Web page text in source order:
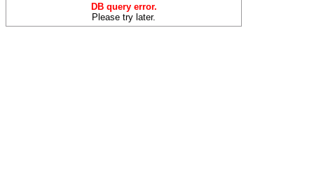
DB query error.
Please try later.